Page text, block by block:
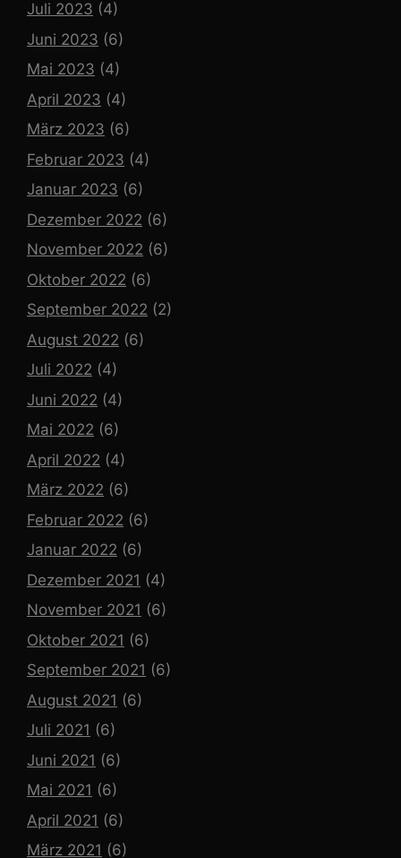
Juli 2023 (4)
Juni 2023 (6)
Mai 2023 (4)
April 2023 (4)
März 2023 (6)
Februar 2023 (4)
Januar 2023 (6)
Dezember 2022 (6)
November 2022 (6)
Oktober 2022 (6)
September 2022 (2)
August 2022 (6)
Juli 2022 (4)
Juni 2022 (4)
Mai 2022 (6)
April 2022 (4)
März 2022 (6)
Februar 2022 (6)
Januar 2022 (6)
Dezember 2021 (4)
November 2021 (6)
Oktober 2021 (6)
September 2021 (6)
August 2021 (6)
Juli 2021 (6)
Juni 2021 (6)
Mai 2021 (6)
April 2021 (6)
März 2021 (6)